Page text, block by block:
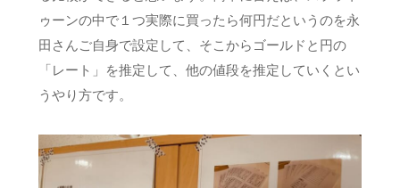
ゥーンの中で１つ実際に買ったら何円だというのを永
田さんご自身で設定して、そこからゴールドと円の
「レート」を推定して、他の値段を推定していくとい
うやり方です。